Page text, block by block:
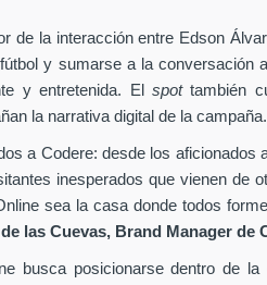
de la interacción entre Edson
y sumarse a la conversación
y entretenida. El spottambién
la narrativa digital de la campaña.
a Codere: desde los aficionados
inesperados que vienen de
sea la casa donde todos
las Cuevas, Brand Manager de
busca posicionarse dentro de